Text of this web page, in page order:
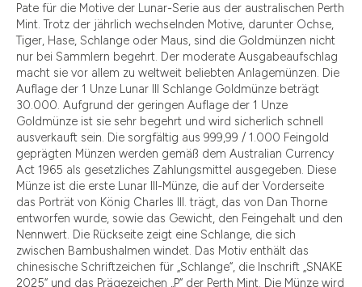
Pate für die Motive der Lunar-Serie aus der australischen Perth
Mint. Trotz der jährlich wechselnden Motive, darunter Ochse,
Tiger, Hase, Schlange oder Maus, sind die Goldmünzen nicht
nur bei Sammlern begehrt. Der moderate Ausgabeaufschlag
macht sie vor allem zu weltweit beliebten Anlagemünzen. Die
Auflage der 1 Unze Lunar III Schlange Goldmünze beträgt
30.000. Aufgrund der geringen Auflage der 1 Unze
Goldmünze ist sie sehr begehrt und wird sicherlich schnell
ausverkauft sein. Die sorgfältig aus 999,99 / 1.000 Feingold
geprägten Münzen werden gemäß dem Australian Currency
Act 1965 als gesetzliches Zahlungsmittel ausgegeben. Diese
Münze ist die erste Lunar III-Münze, die auf der Vorderseite
das Porträt von König Charles III. trägt, das von Dan Thorne
entworfen wurde, sowie das Gewicht, den Feingehalt und den
Nennwert. Die Rückseite zeigt eine Schlange, die sich
zwischen Bambushalmen windet. Das Motiv enthält das
chinesische Schriftzeichen für „Schlange“, die Inschrift „SNAKE
2025“ und das Prägezeichen „P“ der Perth Mint. Die Münze wird